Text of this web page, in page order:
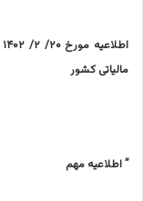
مالیاتی کشور
” اطلاعیه مهم